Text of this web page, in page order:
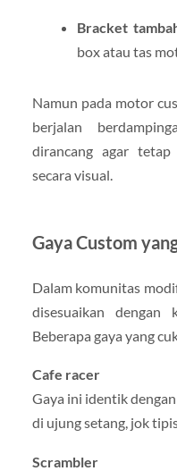
Bracket
box atau tas
Namun pada motor
berjalan
dirancang agar tetap
secara visual.
Gaya Custom
Dalam komunitas
disesuaikan dengan
Beberapa gaya yang
Cafe racer
Gaya ini identik
di ujung setang, jok
Scrambler